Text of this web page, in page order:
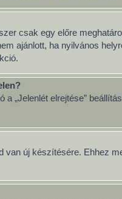
csak egy előre
ajánlott, ha nyilvános
a „Jelenlét elrejtése”
új készítésére. Ehhez